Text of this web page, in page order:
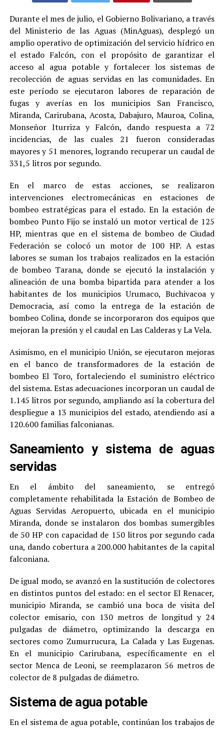
Durante el mes de julio, el Gobierno Bolivariano, a través
del Ministerio de las Aguas (MinAguas), desplegó un
amplio operativo de optimización del servicio hídrico en
el estado Falcón, con el propósito de garantizar el
acceso al agua potable y fortalecer los sistemas de
recolección de aguas servidas en las comunidades. En
este período se ejecutaron labores de reparación de
fugas y averías en los municipios San Francisco,
Miranda, Carirubana, Acosta, Dabajuro, Mauroa, Colina,
Monseñor Iturriza y Falcón, dando respuesta a 72
incidencias, de las cuales 21 fueron consideradas
mayores y 51 menores, logrando recuperar un caudal de
331,5 litros por segundo.
En el marco de estas acciones, se realizaron
intervenciones electromecánicas en estaciones de
bombeo estratégicas para el estado. En la estación de
bombeo Punto Fijo se instaló un motor vertical de 125
HP, mientras que en el sistema de bombeo de Ciudad
Federación se colocó un motor de 100 HP. A estas
labores se suman los trabajos realizados en la estación
de bombeo Tarana, donde se ejecutó la instalación y
alineación de una bomba bipartida para atender a los
habitantes de los municipios Urumaco, Buchivacoa y
Democracia, así como la entrega de la estación de
bombeo Colina, donde se incorporaron dos equipos que
mejoran la presión y el caudal en Las Calderas y La Vela.
Asimismo, en el municipio Unión, se ejecutaron mejoras
en el banco de transformadores de la estación de
bombeo El Toro, fortaleciendo el suministro eléctrico
del sistema. Estas adecuaciones incorporan un caudal de
1.145 litros por segundo, ampliando así la cobertura del
despliegue a 13 municipios del estado, atendiendo así a
120.600 familias falconianas.
Saneamiento y sistema de aguas
servidas
En el ámbito del saneamiento, se entregó
completamente rehabilitada la Estación de Bombeo de
Aguas Servidas Aeropuerto, ubicada en el municipio
Miranda, donde se instalaron dos bombas sumergibles
de 50 HP con capacidad de 150 litros por segundo cada
una, dando cobertura a 200.000 habitantes de la capital
falconiana.
De igual modo, se avanzó en la sustitución de colectores
en distintos puntos del estado: en el sector El Renacer,
municipio Miranda, se cambió una boca de visita del
colector emisario, con 130 metros de longitud y 24
pulgadas de diámetro, optimizando la descarga en
sectores como Zumurrucura, La Calada y Las Eugenas.
En el municipio Carirubana, específicamente en el
sector Menca de Leoni, se reemplazaron 56 metros de
colector de 8 pulgadas de diámetro.
Sistema de agua potable
En el sistema de agua potable, continúan los trabajos de